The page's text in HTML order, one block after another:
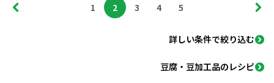
1 2 3 4 5
詳しい条件で絞り込む
豆腐・豆加工品のレシピ